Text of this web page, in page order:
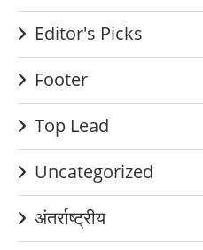
Editor's Picks
Footer
Top Lead
Uncategorized
अंतर्राष्ट्रीय